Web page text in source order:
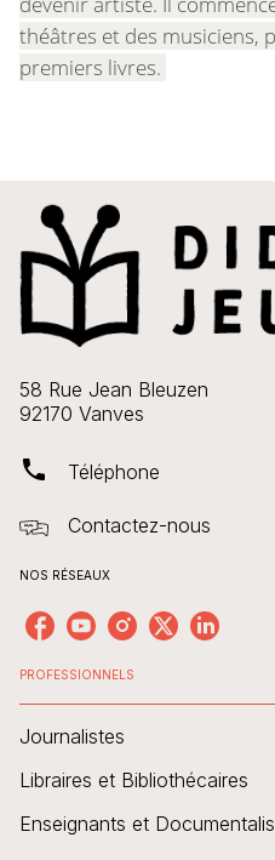
théâtres et des musiciens,
premiers livres.
58 Rue Jean Bleuzen
92170 Vanves
phone Téléphone
Contactez-nous
NOS RÉSEAUX
PROFESSIONNELS
Journalistes
Libraires et Bibliothécaires
Enseignants et